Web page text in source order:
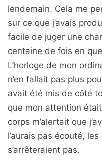
lendemain. Cela me
sur ce que j’avais
facile de juger une
centaine de fois en
L’horloge de mon
n’en fallait pas plus
avait été mis de côté
que mon attention
corps m’alertait que
l’aurais pas écouté,
s’arrêteraient pas.